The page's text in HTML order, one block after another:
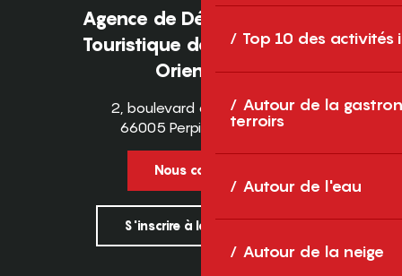
Top 10 des activités
Autour de la
terroirs
Autour de l'eau
Autour de la neige
Agence de Développement
Touristique des Pyrénées-
Orientales
2, boulevard des Pyrénées
66005 Perpignan Cedex
Nous contacter
S'inscrire à la newsletter